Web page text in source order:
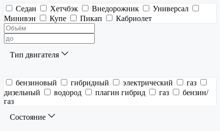
Седан Хетчбэк Внедорожник
Универсал
Минивэн
Купе Пикап Кабриолет
Тип двигателя
бензиновый гибридный электрический
газ
дизельный
водород плагин гибрид газ
бензин/
газ
Состояние